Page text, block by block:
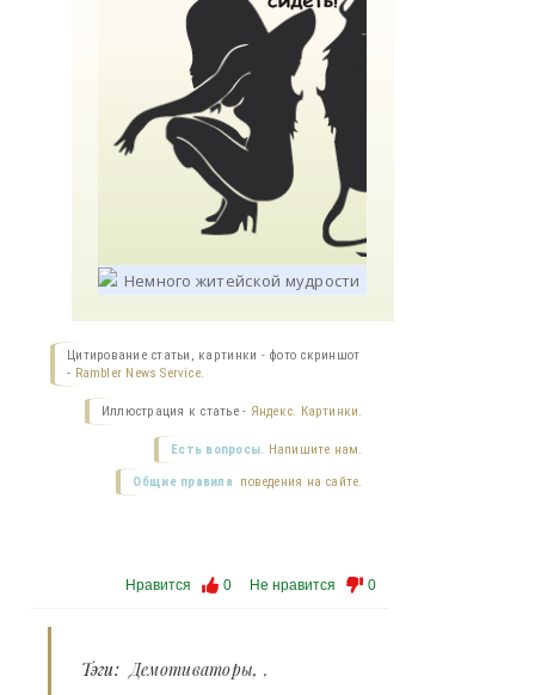
Цитирование статьи, картинки - фото скриншот
- Rambler News Service.
Иллюстрация к статье - Яндекс. Картинки.
Есть вопросы. Напишите нам.
Общие правила поведения на сайте.
Нравится 0 Не нравится 0
Тэги: Демотиваторы ,